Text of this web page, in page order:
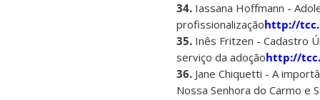
34. Iassana Hoffmann -
profissionalizaçãohttp://
35. Inês Fritzen - Cadastro
serviço da adoçãohttp://
36. Jane Chiquetti - A
Nossa Senhora do Carmo e